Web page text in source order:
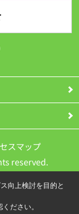
スマップ
reserved.
向上検討を目的と
ださい。